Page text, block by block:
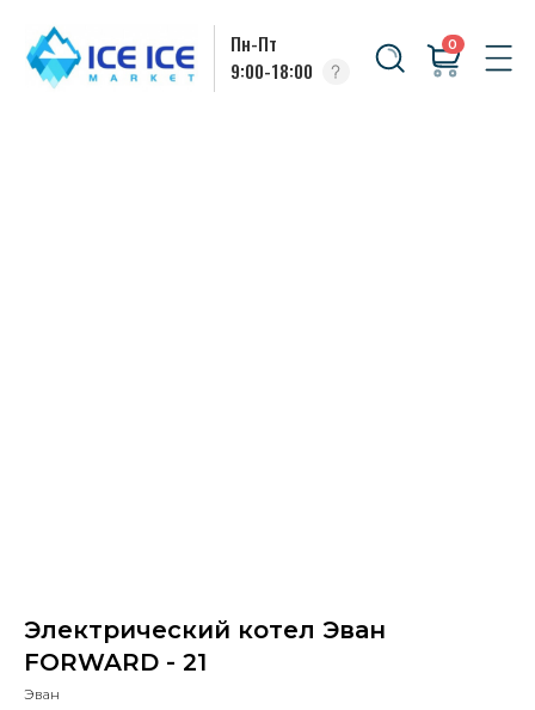
9:00-18:00
Электрический котел Эван
FORWARD - 21
Эван